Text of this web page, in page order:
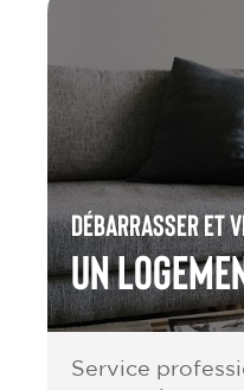
Débarrasser et
un
Service